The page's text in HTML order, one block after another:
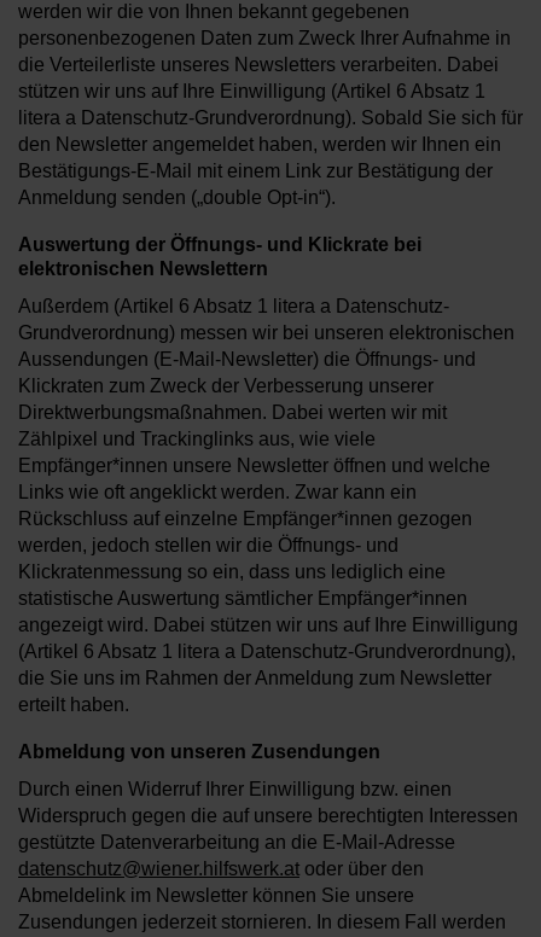
werden wir die von Ihnen bekannt gegebenen
personenbezogenen Daten zum Zweck Ihrer Aufnahme in
die Verteilerliste unseres Newsletters verarbeiten. Dabei
stützen wir uns auf Ihre Einwilligung (Artikel 6 Absatz 1
litera a Datenschutz-Grundverordnung). Sobald Sie sich für
den Newsletter angemeldet haben, werden wir Ihnen ein
Bestätigungs-E-Mail mit einem Link zur Bestätigung der
Anmeldung senden („double Opt-in“).
Auswertung der Öffnungs- und Klickrate bei
elektronischen Newslettern
Außerdem (Artikel 6 Absatz 1 litera a Datenschutz-
Grundverordnung) messen wir bei unseren elektronischen
Aussendungen (E-Mail-Newsletter) die Öffnungs- und
Klickraten zum Zweck der Verbesserung unserer
Direktwerbungsmaßnahmen. Dabei werten wir mit
Zählpixel und Trackinglinks aus, wie viele
Empfänger*innen unsere Newsletter öffnen und welche
Links wie oft angeklickt werden. Zwar kann ein
Rückschluss auf einzelne Empfänger*innen gezogen
werden, jedoch stellen wir die Öffnungs- und
Klickratenmessung so ein, dass uns lediglich eine
statistische Auswertung sämtlicher Empfänger*innen
angezeigt wird. Dabei stützen wir uns auf Ihre Einwilligung
(Artikel 6 Absatz 1 litera a Datenschutz-Grundverordnung),
die Sie uns im Rahmen der Anmeldung zum Newsletter
erteilt haben.
Abmeldung von unseren Zusendungen
Durch einen Widerruf Ihrer Einwilligung bzw. einen
Widerspruch gegen die auf unsere berechtigten Interessen
gestützte Datenverarbeitung an die E-Mail-Adresse
datenschutz@wiener.hilfswerk.at oder über den
Abmeldelink im Newsletter können Sie unsere
Zusendungen jederzeit stornieren. In diesem Fall werden